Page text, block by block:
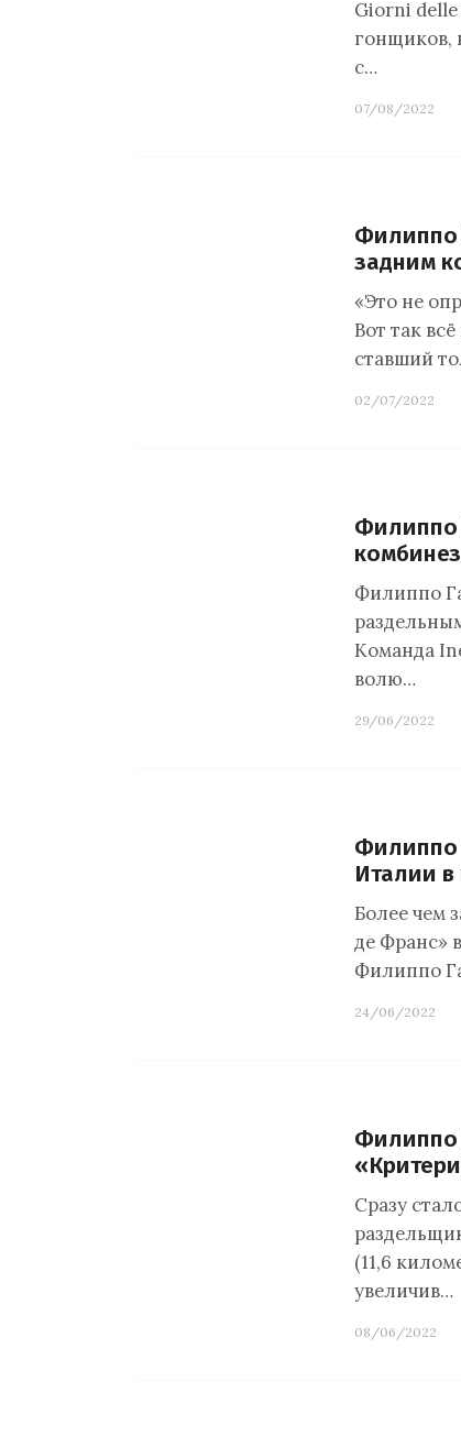
Giorni delle
гонщиков,
с…
07/08/2022
Филиппо
задним
«Это не
Вот так
ставший
02/07/2022
Филиппо
Филиппо
Команда
волю…
29/06/2022
Филиппо
Италии в
Более чем
де Франс»
Филиппо
24/06/2022
Филиппо
Сразу
(11,6
увеличив…
08/06/2022